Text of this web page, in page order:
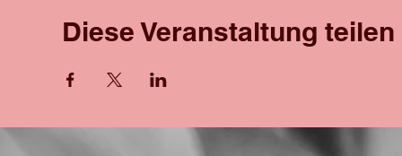
Diese Veranstaltung teilen